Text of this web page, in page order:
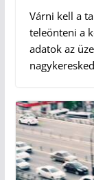
Várni kell a
teleönteni a
adatok az